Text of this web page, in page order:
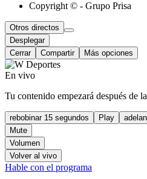
Copyright © - Grupo Prisa
Otros directos
Desplegar
Cerrar
Compartir Más opciones
En vivo
Tu contenido empezará después de
rebobinar 15 segundos Play
Mute
Volumen
Volver al vivo
Hable con el programa